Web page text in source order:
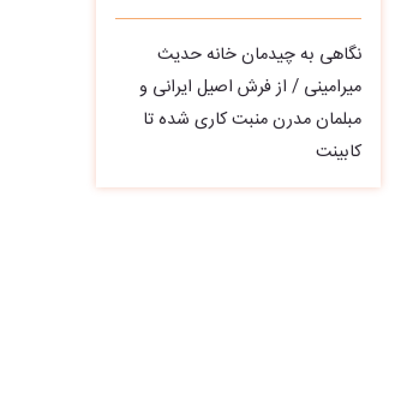
نگاهی به چیدمان خانه حدیث
میرامینی / از فرش اصیل ایرانی و
مبلمان مدرن منبت‌ کاری‌ شده تا
کابینت